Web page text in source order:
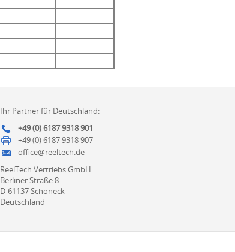
Ihr Partner für Deutschland:
+49 (0) 6187 9318 901
+49 (0) 6187 9318 907
office@reeltech.de
ReelTech Vertriebs GmbH
Berliner Straße 8
D-61137 Schöneck
Deutschland